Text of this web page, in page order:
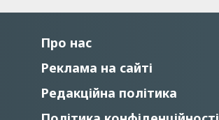
Про нас
Реклама на сайті
Редакційна політика